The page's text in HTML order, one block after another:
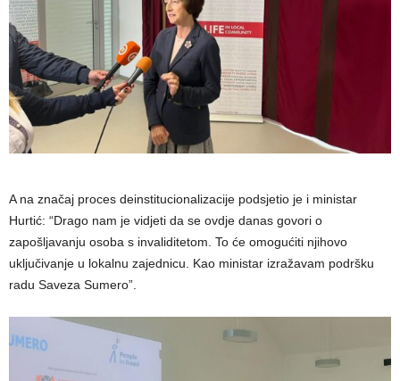
A na značaj proces deinstitucionalizacije podsjetio je i ministar
Hurtić: “Drago nam je vidjeti da se ovdje danas govori o
zapošljavanju osoba s invaliditetom. To će omogućiti njihovo
uključivanje u lokalnu zajednicu. Kao ministar izražavam podršku
radu Saveza Sumero”.